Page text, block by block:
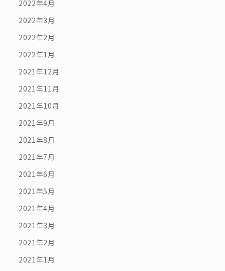
2022年4月
2022年3月
2022年2月
2022年1月
2021年12月
2021年11月
2021年10月
2021年9月
2021年8月
2021年7月
2021年6月
2021年5月
2021年4月
2021年3月
2021年2月
2021年1月